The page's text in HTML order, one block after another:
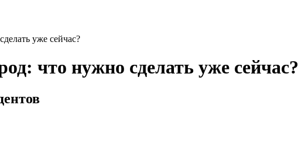
что нужно сделать уже сейчас?